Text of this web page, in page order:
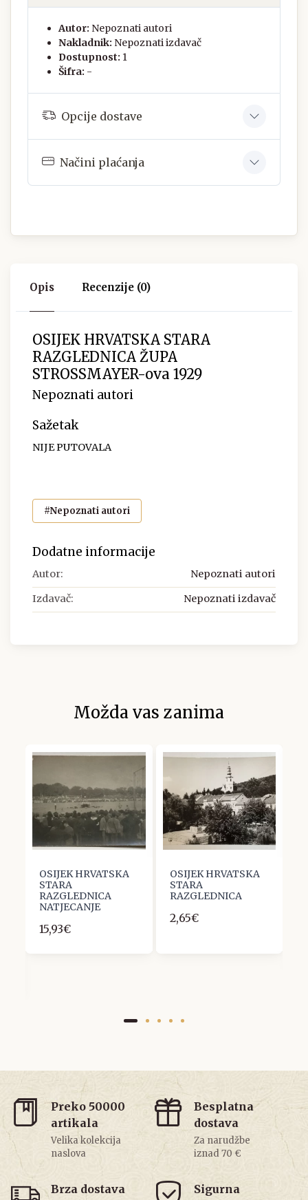
Autor: Nepoznati autori
Nakladnik: Nepoznati izdavač
Dostupnost: 1
Šifra: -
Opcije dostave
Načini plaćanja
Opis Recenzije (0)
OSIJEK HRVATSKA STARA
RAZGLEDNICA ŽUPA
STROSSMAYER-ova 1929
Nepoznati autori
Sažetak
NIJE PUTOVALA
#Nepoznati autori
Dodatne informacije
Autor: Nepoznati autori
Izdavač: Nepoznati izdavač
Možda vas zanima
OSIJEK HRVATSKA
STARA
RAZGLEDNICA
NATJECANJE
15,93€
OSIJEK HRVATSKA
STARA
RAZGLEDNICA
2,65€
Preko 50000
artikala
Velika kolekcija
naslova
Besplatna
dostava
Za narudžbe
iznad 70 €
Brza dostava
Sigurna